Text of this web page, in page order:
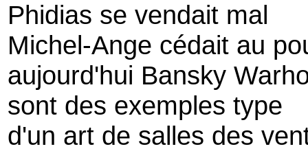
Phidias se vendait mal
Michel-Ange cédait au
aujourd'hui Bansky
sont des exemples type
d'un art de salles des